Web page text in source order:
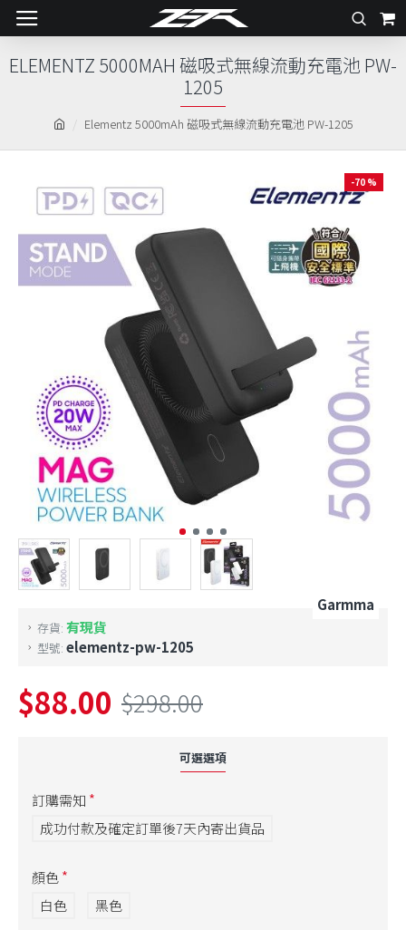
Elementz 5000mAh 磁吸式無線流動充電池 PW-1205
ELEMENTZ 5000MAH 磁吸式無線流動充電池 PW-
1205
-70 %
存貨: 有現貨
型號: elementz-pw-1205
Garmma
$88.00 $298.00
可選選項
訂購需知
成功付款及確定訂單後7天內寄出貨品
顏色
白色
黑色